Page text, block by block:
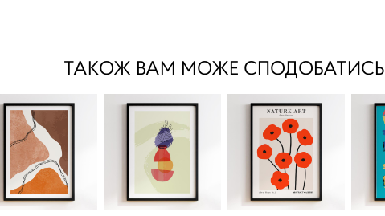
ТАКОЖ ВАМ МОЖЕ СПОДОБАТИСЬ